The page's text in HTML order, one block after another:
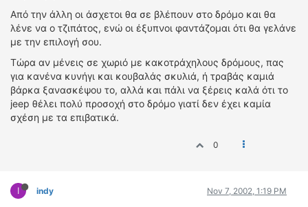
Από την άλλη οι άσχετοι θα σε βλέπουν στο δρόμο και θα
λένε να ο τζιπάτος, ενώ οι έξυπνοι φαντάζομαι ότι θα γελάνε
με την επιλογή σου.
Τώρα αν μένεις σε χωριό με κακοτράχηλους δρόμους, πας
για κανένα κυνήγι και κουβαλάς σκυλιά, ή τραβάς καμιά
βάρκα ξανασκέψου το, αλλά και πάλι να ξέρεις καλά ότι το
jeep θέλει πολύ προσοχή στο δρόμο γιατί δεν έχει καμία
σχέση με τα επιβατικά.
0
I indy Nov 7, 2002, 1:19 PM
CLASSIC
ΑΡΧΕΙΟ ΤΕΥΧΩΝ